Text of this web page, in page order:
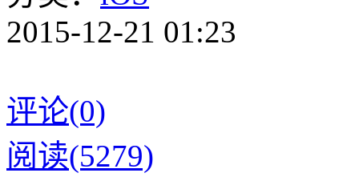
2015-12-21 01:23
评论(0)
阅读(5279)